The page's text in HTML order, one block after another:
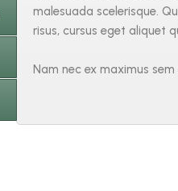
malesuada scelerisque.
risus, cursus eget aliquet
Nam nec ex maximus